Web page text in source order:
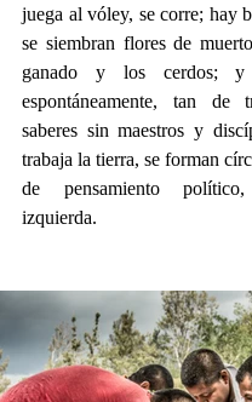
juega al vóley, se corre; hay
se siembran flores de
ganado y los cerdos; y
espontáneamente, tan de
saberes sin maestros y
trabaja la tierra, se forman
de pensamiento
izquierda.